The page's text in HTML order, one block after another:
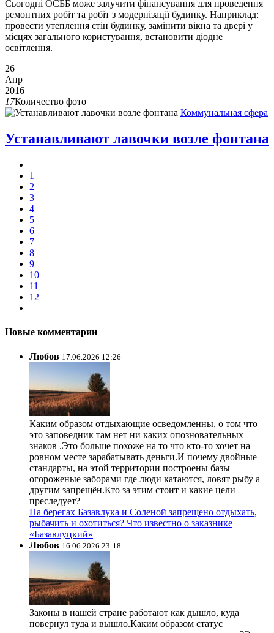
Сьогодні ОСББ може залучити фінансування для проведення
ремонтних робіт та робіт з модернізації будинку. Наприклад:
провести утеплення стін будинку, замінити вікна та двері у
місцях загального користування, встановити діодне
освітлення.
26
Апр
2016
17Количество фото
Коммунальная сфера
Устанавливают лавочки возле фонтана
1
2
3
4
5
6
7
8
9
10
11
12
Новые комментарии
Любов 17.06.2026 12:26
Каким образом отдыхающие осведомленны, о том что
это заповедник там нет ни каких опозновательных
знаков .Это больше похоже на то что кто-то хочет на
ровном месте зарабатывать деньги.И почему двойные
стандарты, на этой территории построены базы
огороженые заборами где люди катаются, ловят рыбу а
другим запрещён.Кто за этим стоит и какие цели
преследует?
На берегах Базавлука и Соленой запрещено отдыхать,
рыбачить и охотиться? Что известно о заказнике
«Базавлуцкий»
Любов 16.06.2026 23:18
Законы в нашей стране работают как дышло, куда
повернул туда и вышло.Каким образом статус